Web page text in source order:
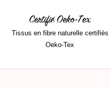
Certifié Oeko-Tex
Tissus en fibre naturelle certifiés
Oeko-Tex